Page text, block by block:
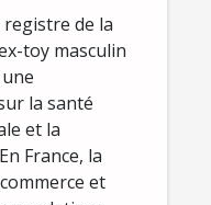
de la
toy masculin
la santé
et la
France, la
et